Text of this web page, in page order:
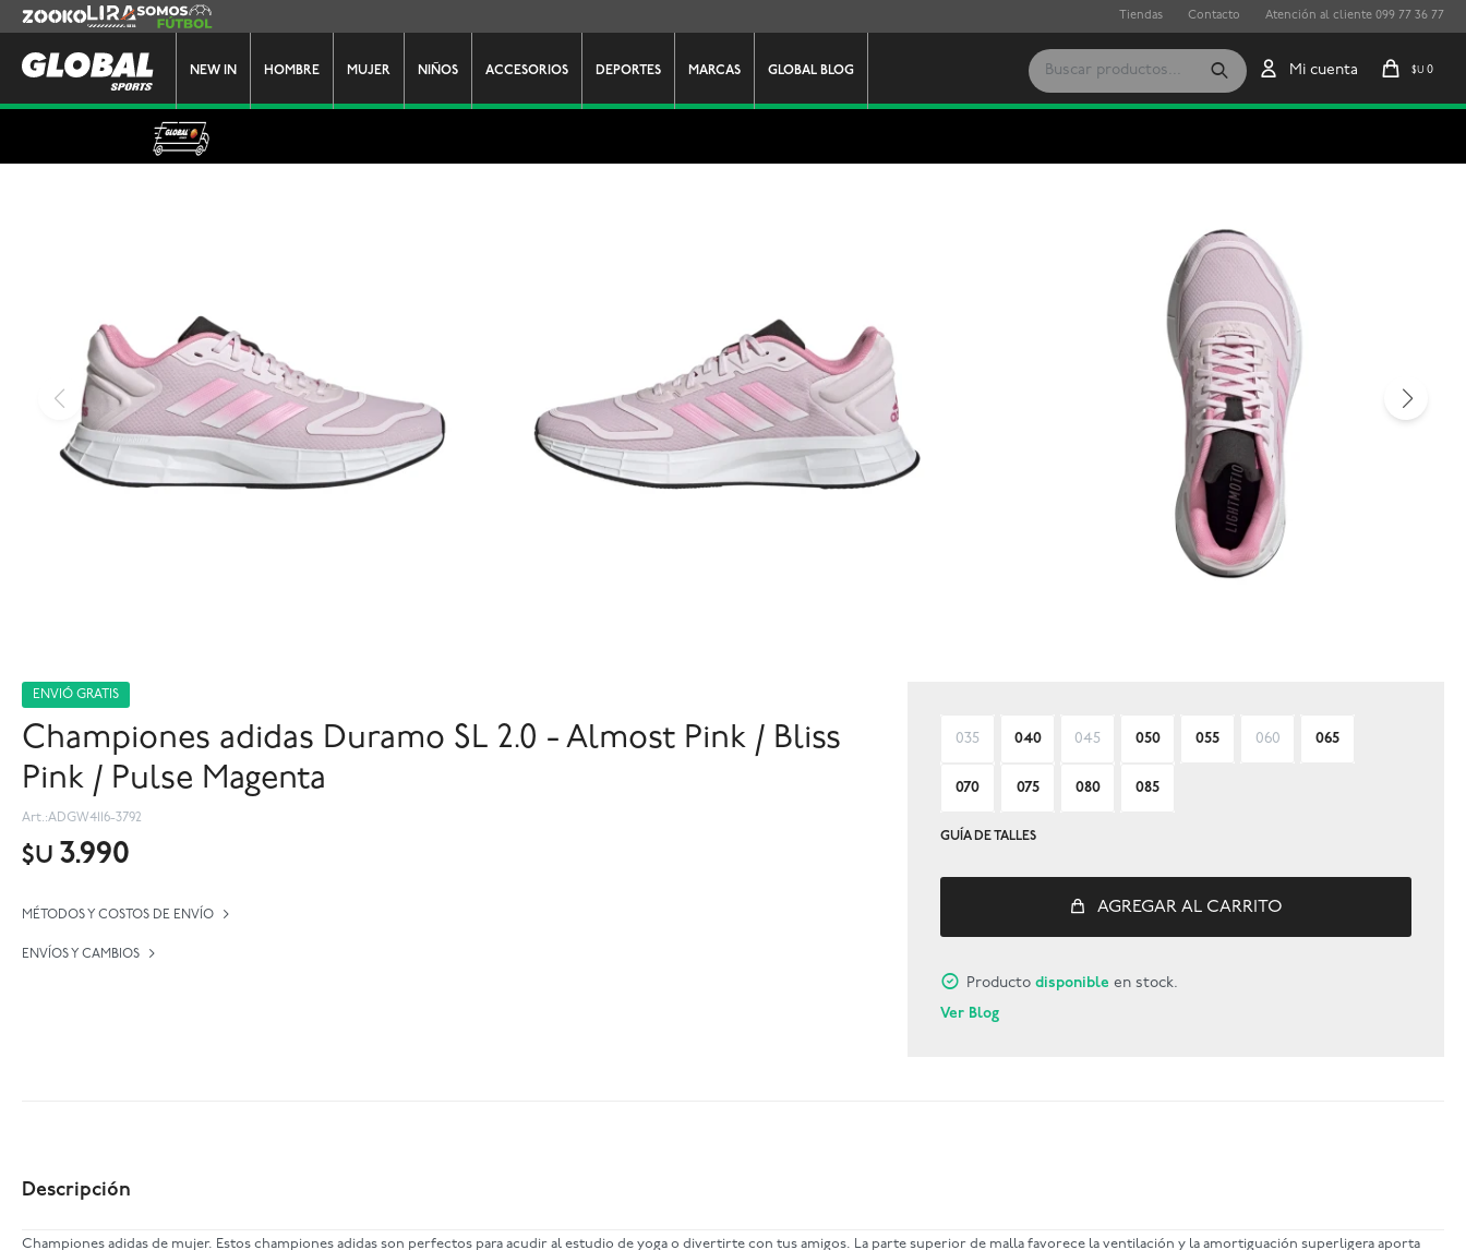
NEW IN HOMBRE MUJER NIÑOS ACCESORIOS DEPORTES MARCAS GLOBAL BLOG $U 0
Zooko Lira Somos Futbol Tiendas Contacto Atención al cliente 099 77 36 77
ENVIÓ GRATIS
Championes adidas Duramo SL 2.0 - Almost Pink / Bliss
Pink / Pulse Magenta
ADGW4116-3792
$U 3.990
MÉTODOS Y COSTOS DE ENVÍO
ENVÍOS Y CAMBIOS
035 040 045 050 055 060 065
070 075 080 085
GUÍA DE TALLES
AGREGAR AL CARRITO
Productodisponible en stock.
Ver Blog
Descripción
Championes adidas de mujer. Estos championes adidas son perfectos para acudir al estudio de yoga o divertirte con tus amigos. La parte superior de malla favorece la ventilación y la amortiguación superligera aporta